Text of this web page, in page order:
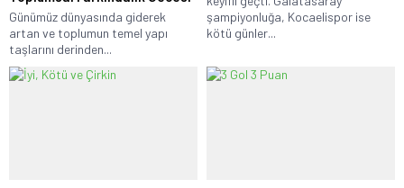
Günümüz dünyasında giderek
artan ve toplumun temel yapı
taşlarını derinden...
şampiyonluğa, Kocaelispor ise
kötü günler...